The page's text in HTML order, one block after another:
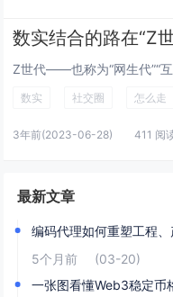
数实结合的路在“Z
数实 社交圈 怎么走
3年前(2023-06-28) 411 阅
最新文章
编码代理如何重塑工程
5个月前
(03-20)
一张图看懂Web3稳定币